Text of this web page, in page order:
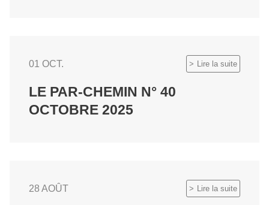
Lire la suite
01 OCT.
LE PAR-CHEMIN N° 40
OCTOBRE 2025
Lire la suite
28 AOÛT